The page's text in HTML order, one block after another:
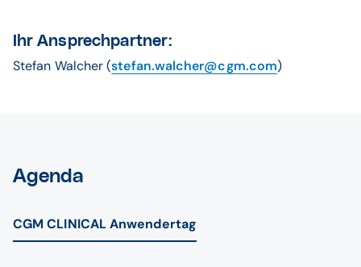
Ihr Ansprechpartner:
Stefan Walcher (stefan.walcher@cgm.com)
Agenda
CGM CLINICAL Anwendertag